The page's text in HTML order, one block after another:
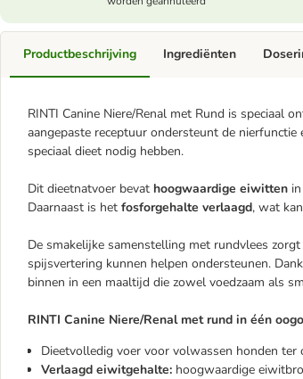
Productbeschrijving
RINTI Canine Niere/Renal met Rund is speciaal
aangepaste receptuur ondersteunt de
speciaal dieet nodig hebben.
Dit dieetnatvoer bevat hoogwaardige eiwitten
Daarnaast is het fosforgehalte verlaagd, wat
De smakelijke samenstelling met rundvlees
spijsvertering kunnen helpen ondersteunen.
binnen in een maaltijd die zowel voedzaam als
RINTI Canine Niere/Renal met rund in één
Dieetvolledig voer voor volwassen honden
Verlaagd eiwitgehalte: hoogwaardige
Ingrediënten